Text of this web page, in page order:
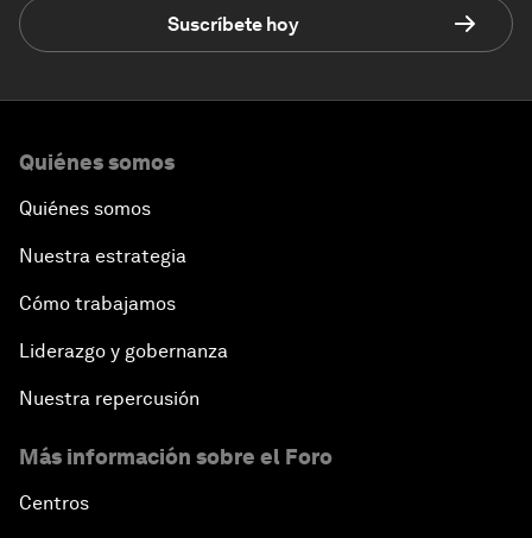
Suscríbete hoy
Quiénes somos
Quiénes somos
Nuestra estrategia
Cómo trabajamos
Liderazgo y gobernanza
Nuestra repercusión
Más información sobre el Foro
Centros